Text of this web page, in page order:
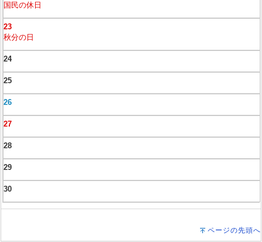
国民の休日
23
秋分の日
24
25
26
27
28
29
30
ページの先頭へ